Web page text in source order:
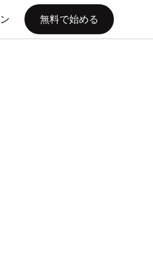
無料で始める